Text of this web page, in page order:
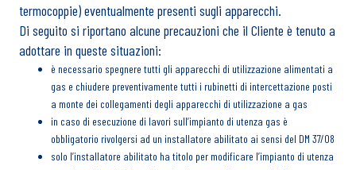
termocoppie) eventualmente presenti sugli apparecchi.
Di seguito si riportano alcune precauzioni che il Cliente è tenuto a
adottare in queste situazioni:
è necessario spegnere tutti gli apparecchi di utilizzazione alimentati a
gas e chiudere preventivamente tutti i rubinetti di intercettazione posti
a monte dei collegamenti degli apparecchi di utilizzazione a gas
in caso di esecuzione di lavori sull’impianto di utenza gas è
obbligatorio rivolgersi ad un installatore abilitato ai sensi del DM 37/08
solo l’installatore abilitato ha titolo per modificare l’impianto di utenza